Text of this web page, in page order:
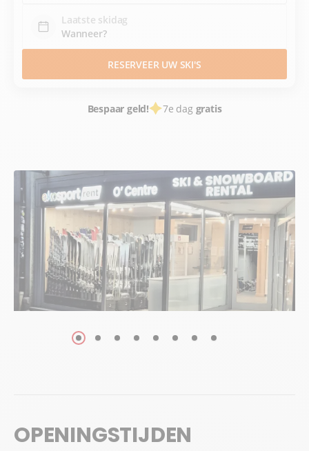
Laatste skidag
RESERVEER UW SKI'S
Bespaar geld! 7e dag gratis
OPENINGSTIJDEN